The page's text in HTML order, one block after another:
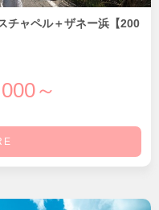
チャペル＋ザネー浜【200
～